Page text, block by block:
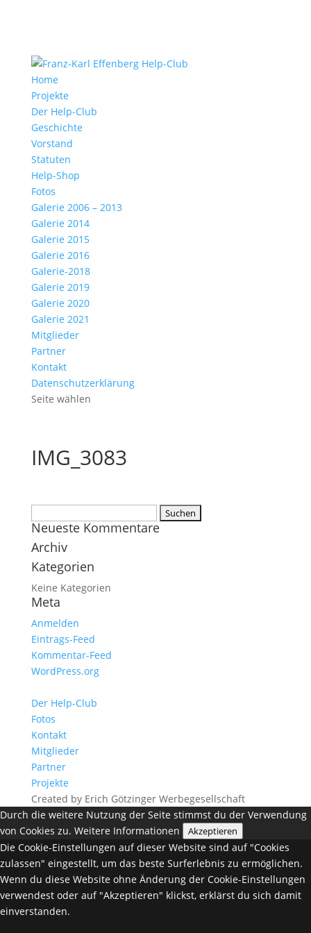
Home
Projekte
Der Help-Club
Geschichte
Vorstand
Statuten
Help-Shop
Fotos
Galerie 2006 – 2013
Galerie 2014
Galerie 2015
Galerie 2016
Galerie-2018
Galerie 2019
Galerie 2020
Galerie 2021
Mitglieder
Partner
Kontakt
Datenschutzerklärung
Seite wählen
IMG_3083
nach:
Neueste Kommentare
Archiv
Kategorien
Keine Kategorien
Meta
Anmelden
Eintrags-Feed
Kommentar-Feed
WordPress.org
Der Help-Club
Fotos
Kontakt
Mitglieder
Partner
Projekte
Created by Erich Götzinger Werbegesellschaft
Durch die weitere Nutzung der Seite stimmst du der Verwendung
von Cookies zu. Weitere Informationen Akzeptieren
Die Cookie-Einstellungen auf dieser Website sind auf "Cookies
zulassen" eingestellt, um das beste Surferlebnis zu ermöglichen.
Wenn du diese Website ohne Änderung der Cookie-Einstellungen
verwendest oder auf "Akzeptieren" klickst, erklärst du sich damit
einverstanden.